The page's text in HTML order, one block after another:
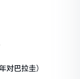
对巴拉圭）